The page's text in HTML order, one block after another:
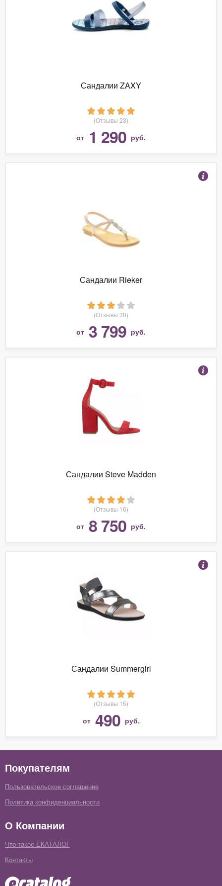
Сандалии ZAXY
(Отзывы 23)
от 1 290 руб.
Сандалии Rieker
(Отзывы 30)
от 3 799 руб.
Сандалии Steve Madden
(Отзывы 16)
от 8 750 руб.
Сандалии Summergirl
(Отзывы 15)
от 490 руб.
Покупателям
Пользовательское соглашение
Политика конфиденциальности
О Компании
Что такое ЕКАТАЛОГ
Контакты